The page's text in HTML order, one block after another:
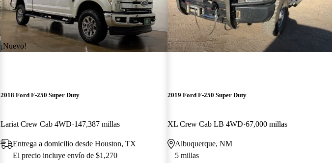
¡Nuevo!
2018 Ford F-250 Super Duty
Lariat Crew Cab 4WD 147,387 millas
Entrega a domicilio desde Houston, TX
El precio incluye envío de $1,270
2019 Ford F-250 Super Duty
XL Crew Cab LB 4WD 67,000 millas
Albuquerque, NM
5 millas